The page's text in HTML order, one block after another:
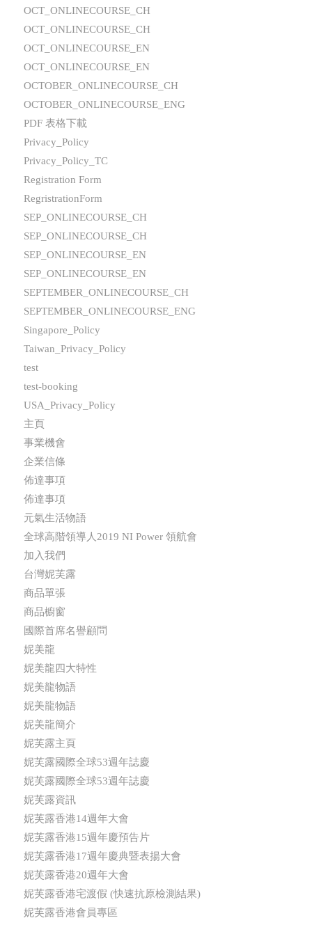
OCT_ONLINECOURSE_CH
OCT_ONLINECOURSE_CH
OCT_ONLINECOURSE_EN
OCT_ONLINECOURSE_EN
OCTOBER_ONLINECOURSE_CH
OCTOBER_ONLINECOURSE_ENG
PDF 表格下載
Privacy_Policy
Privacy_Policy_TC
Registration Form
RegristrationForm
SEP_ONLINECOURSE_CH
SEP_ONLINECOURSE_CH
SEP_ONLINECOURSE_EN
SEP_ONLINECOURSE_EN
SEPTEMBER_ONLINECOURSE_CH
SEPTEMBER_ONLINECOURSE_ENG
Singapore_Policy
Taiwan_Privacy_Policy
test
test-booking
USA_Privacy_Policy
主頁
事業機會
企業信條
佈達事項
佈達事項
元氣生活物語
全球高階領導人2019 NI Power 領航會
加入我們
台灣妮芙露
商品單張
商品櫥窗
國際首席名譽顧問
妮美龍
妮美龍四大特性
妮美龍物語
妮美龍物語
妮美龍簡介
妮芙露主頁
妮芙露國際全球53週年誌慶
妮芙露國際全球53週年誌慶
妮芙露資訊
妮芙露香港14週年大會
妮芙露香港15週年慶預告片
妮芙露香港17週年慶典暨表揚大會
妮芙露香港20週年大會
妮芙露香港宅渡假 (快速抗原檢測結果)
妮芙露香港會員專區